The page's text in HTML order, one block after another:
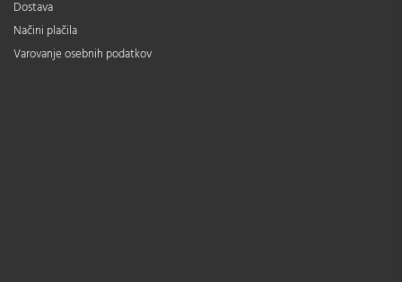
Dostava
Načini plačila
Varovanje osebnih podatkov